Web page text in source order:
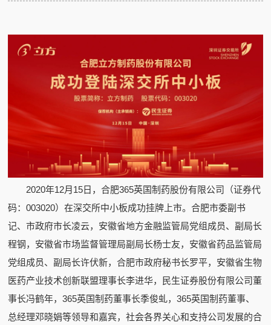
2020年12月15日，合肥365英国制药股份有限公司（证券代
码：003020）在深交所中小板成功挂牌上市。合肥市委副书
记、市政府市长凌云，安徽省地方金融监管局党组成员、副局长
程钢，安徽省市场监督管理局副局长杨士友，安徽省药品监管局
党组成员、副局长许伏新，合肥市政府秘书长罗平，安徽省生物
医药产业技术创新联盟理事长李进华，民生证券股份有限公司董
事长冯鹤年，365英国制药董事长季俊虬，365英国制药董事、
总经理邓晓娟等领导和嘉宾，社会各界关心和支持公司发展的合